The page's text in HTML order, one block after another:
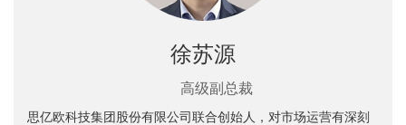
徐苏源
高级副总裁
思亿欧科技集团股份有限公司联合创始人，对市场运营有深刻